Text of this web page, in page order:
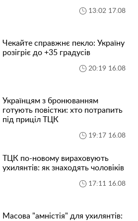
13:02 17.08
Чекайте справжнє пекло: Україну
розігріє до +35 градусів
20:19 16.08
Українцям з бронюванням
готують повістки: хто потрапить
під приціл ТЦК
19:17 16.08
ТЦК по-новому вираховують
ухилянтів: як знаходять чоловіків
17:11 16.08
Масова "амністія" для ухилянтів: